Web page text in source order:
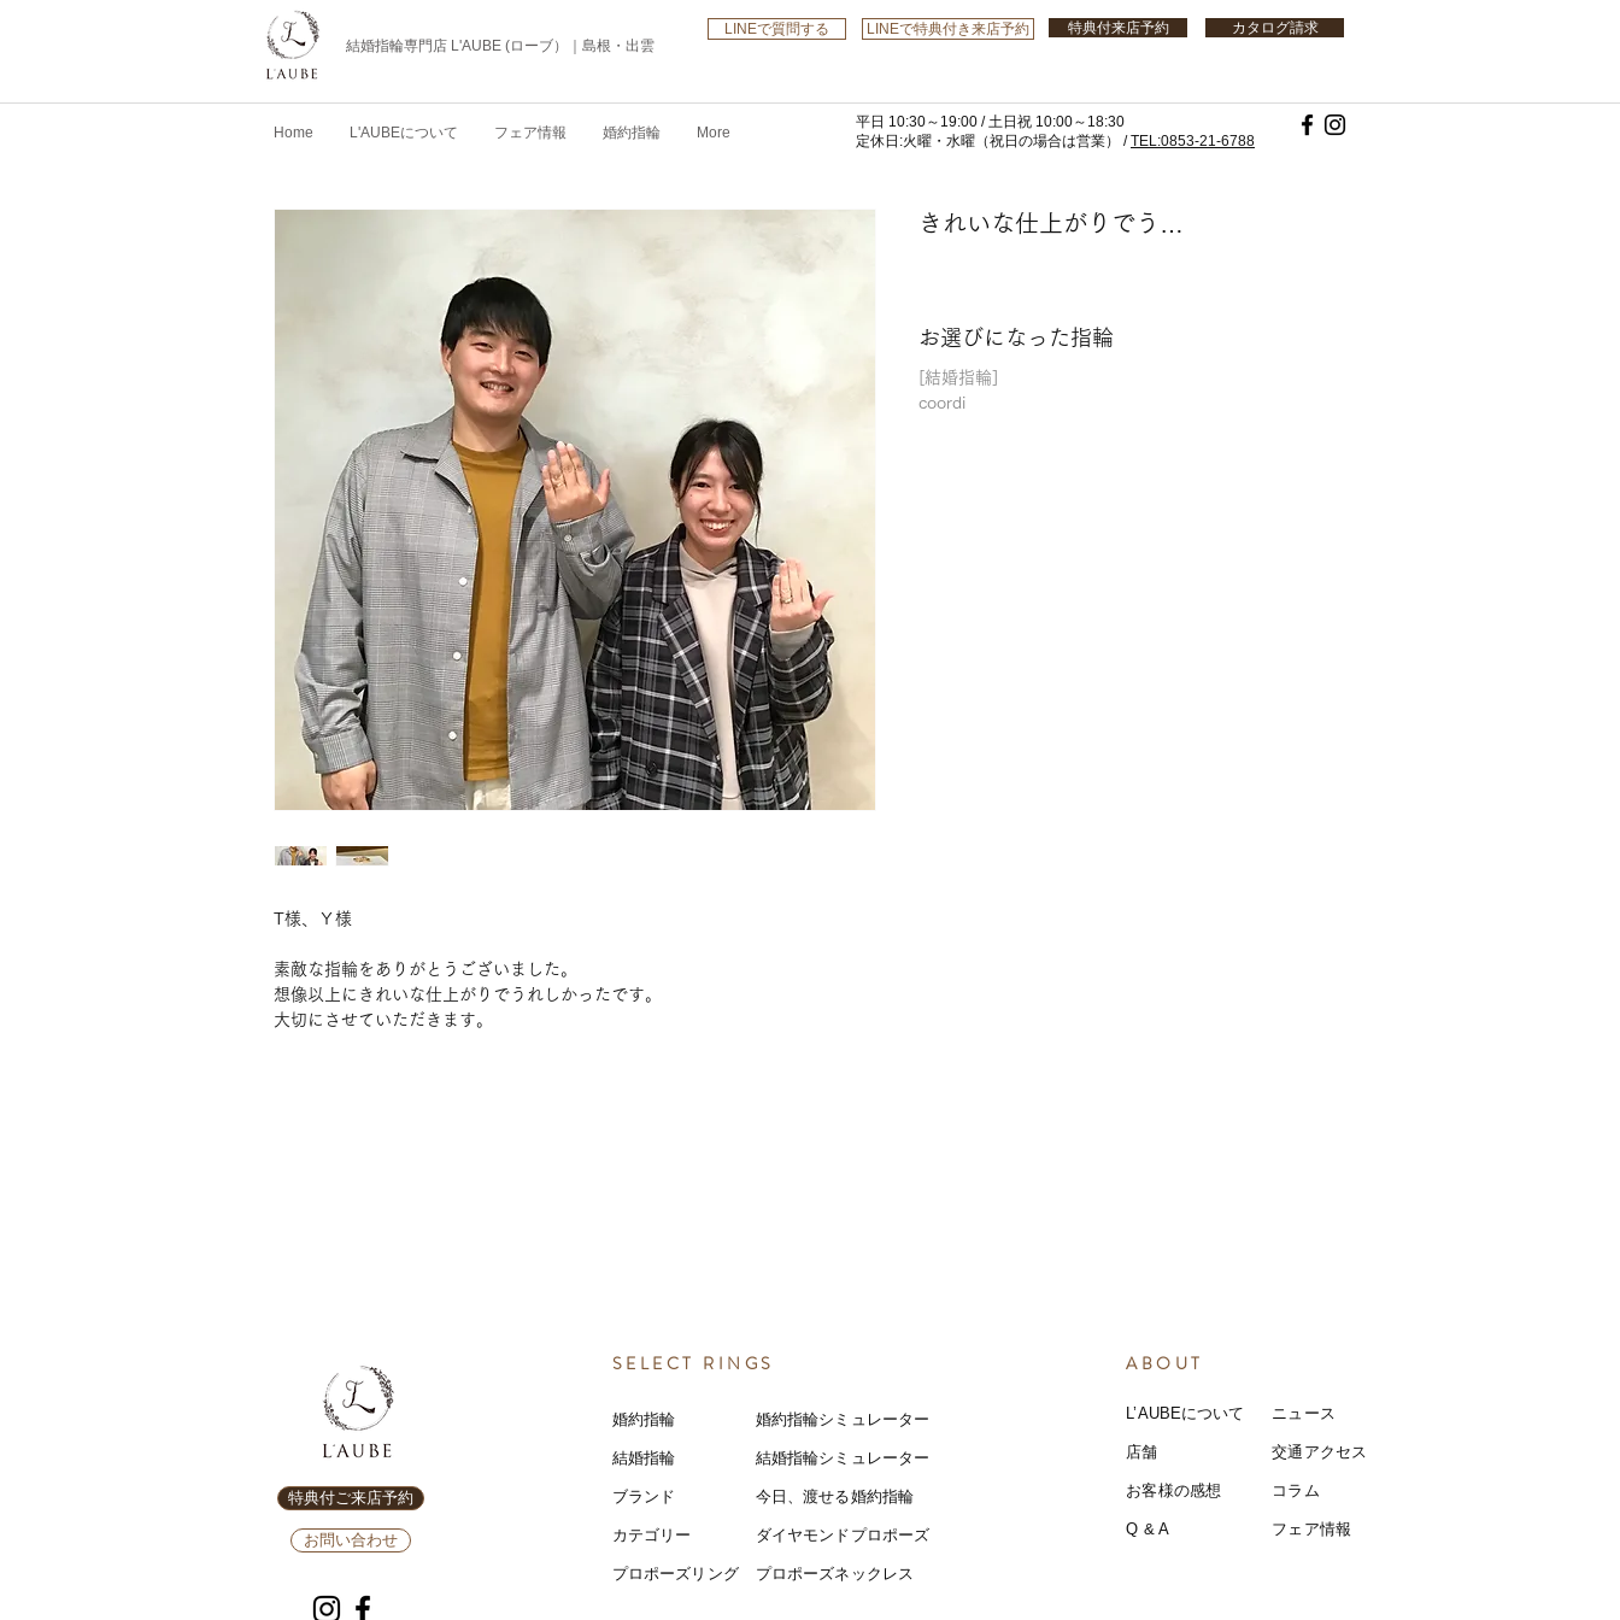
結婚指輪専門店 L'AUBE (ローブ）｜島根・出雲
LINEで質問する LINEで特典付き来店予約 特典付来店予約 カタログ請求
Home L'AUBEについて フェア情報 婚約指輪 More
平日 10:30～19:00 /土日祝 10:00～18:30
​定休日:火曜・水曜 （祝日の場合は営業） /TEL:0853-21-6788
T様、Ｙ様
素敵な指輪をありがとうございました。
想像以上にきれいな仕上がりでうれしかったです。
大切にさせていただきます。
きれいな仕上がりでう…
お選びになった指輪
[結婚指輪]
coordi
特典付ご来店予約
お問い合わせ
SELECT RINGS
婚約指輪
結婚指輪
ブランド
カテゴリー
プロポーズリング
婚約指輪シミュレーター
結婚指輪シミ ュ レーター
今日、渡せる婚約指輪
ダイヤモンドプロポーズ
プロポーズネックレス
ABOUT
L’AUBEについて
店舗
お客様の感想
​Q & A
​ニュース
​交通アクセス
コラム
​​フェア情報